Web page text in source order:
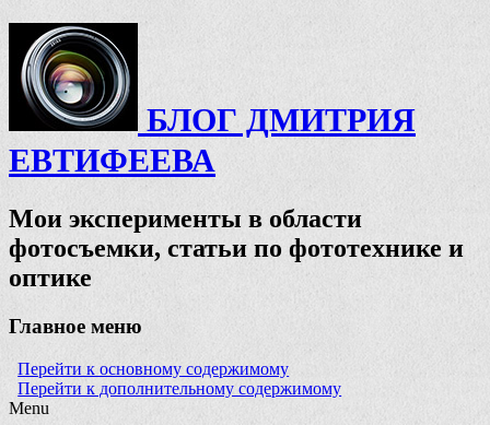
БЛОГ ДМИТРИЯ
ЕВТИФЕЕВА
Мои эксперименты в области
фотосъемки, статьи по фототехнике и
оптике
Главное меню
Перейти к основному содержимому
Перейти к дополнительному содержимому
Menu